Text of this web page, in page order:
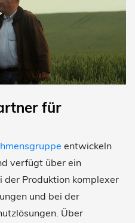
für
entwickeln
verfügt über ein
der Produktion komplexer
und bei der
Über